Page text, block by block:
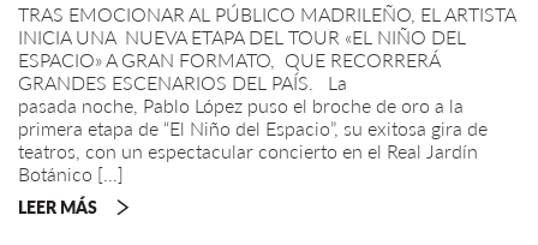
TRAS EMOCIONAR AL PÚBLICO MADRILEÑO, EL ARTISTA
INICIA UNA NUEVA ETAPA DEL TOUR «EL NIÑO DEL
ESPACIO» A GRAN FORMATO, QUE RECORRERÁ
GRANDES ESCENARIOS DEL PAÍS. La
pasada noche, Pablo López puso el broche de oro a la
primera etapa de “El Niño del Espacio”, su exitosa gira de
teatros, con un espectacular concierto en el Real Jardín
Botánico […]
LEER MÁS